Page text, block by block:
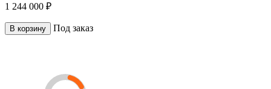
1 244 000 ₽
В корзину Под заказ